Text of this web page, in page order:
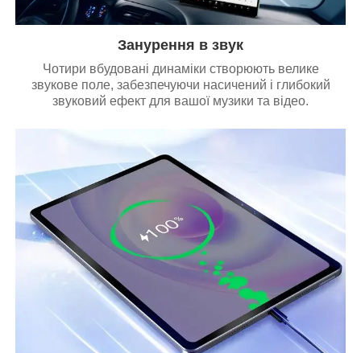
Занурення в звук
Чотири вбудовані динаміки створюють велике
звукове поле, забезпечуючи насичений і глибокий
звуковий ефект для вашої музики та відео.